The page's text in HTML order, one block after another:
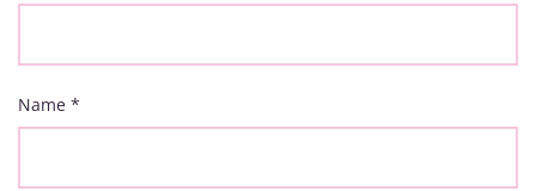
Name *